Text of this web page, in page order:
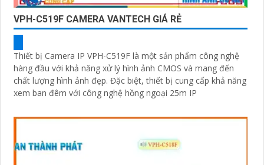
VPH-C519F CAMERA VANTECH GIÁ RẺ
Thiết bị Camera IP VPH-C519F là một sản phẩm công nghệ
hàng đầu với khả năng xử lý hình ảnh CMOS và mang đến
chất lượng hình ảnh đẹp. Đặc biệt, thiết bị cung cấp khả năng
xem ban đêm với công nghệ hồng ngoại 25m IP